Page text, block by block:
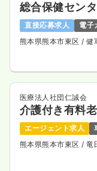
総合保健セン
直接応募求人 電子
熊本県熊本市東区 / 健
医療法人社団仁誠会
介護付き有料
エージェント求人
熊本県熊本市東区 / 竜